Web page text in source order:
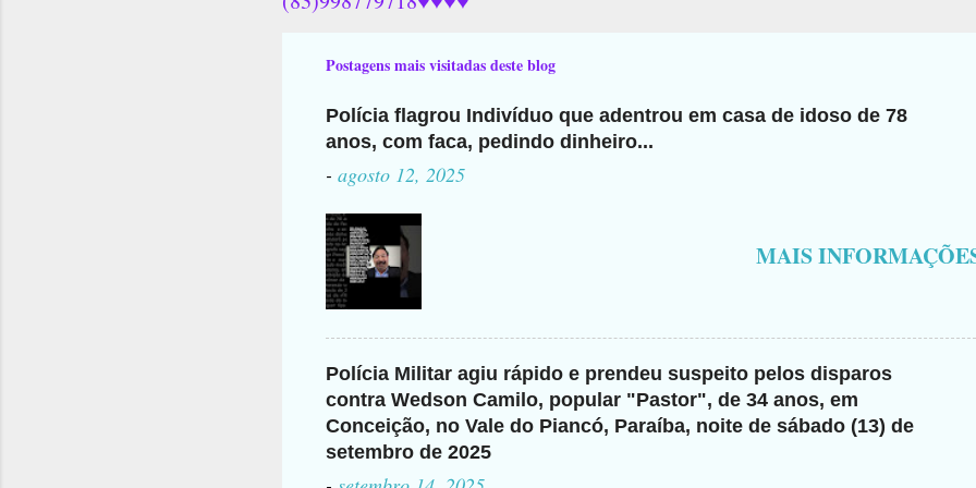
Postagens mais visitadas deste blog
Polícia flagrou Indivíduo que adentrou em casa de idoso de 78
anos, com faca, pedindo dinheiro...
- agosto 12, 2025
MAIS
Polícia Militar agiu rápido e prendeu suspeito pelos disparos
contra Wedson Camilo, popular "Pastor", de 34 anos, em
Conceição, no Vale do Piancó, Paraíba, noite de sábado (13) de
setembro de 2025